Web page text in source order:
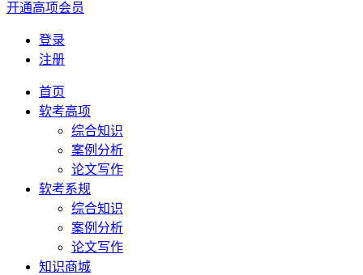
开通高项会员
登录
注册
首页
软考高项
综合知识
案例分析
论文写作
软考系规
综合知识
案例分析
论文写作
知识商城